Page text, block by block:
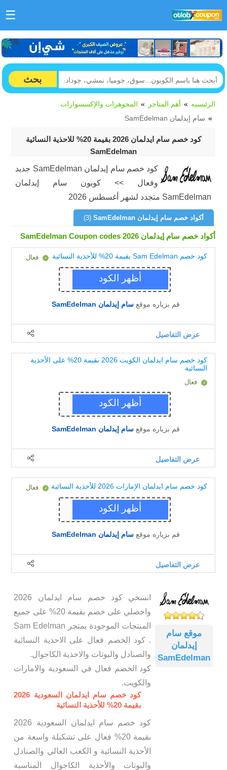
☰
بحث
الرئيسيه أهم المتاجر
المجوهرات والإكسسوارات
سام إيدلمان SamEdelman
كود خصم سام ايدلمان 2026 بقيمة 20% للاحذية النسائية
SamEdelman
كود خصم سام إيدلمان SamEdelman جديد
وفعال >> كوبون سام إيدلمان
SamEdelman متجدد لشهر أغسطس 2026
أكواد خصم سام إيدلمان SamEdelman (3)
أكواد خصم سام إيدلمان SamEdelman Coupon codes 2026
كود خصم Sam Edelman بقيمة 20% للأحذية النسائية فعال
No coupon needed.
قم بزياره موقعسام إيدلمان SamEdelman
عرض التفاصيل
كود خصم سام ايدلمان الكويت 2026 بقيمة 20% على الأحذية
النسائية
فعال
No coupon needed.
قم بزياره موقعسام إيدلمان SamEdelman
عرض التفاصيل
كود خصم سام ايدلمان الإمارات 2026 للأحذية النسائية فعال
No coupon needed.
قم بزياره موقعسام إيدلمان SamEdelman
عرض التفاصيل
موقع سام
إيدلمان
SamEdelman
انسخي كود خصم سام ايدلمان 2026
واحصلي على خصم بقيمة 20% على جميع
المنتجات الموجودة بمتجر Sam Edelman
. كود الخصم فعال على الاحذية النسائية
والصنادل والبوتات والاحذية الكاجوال.
كود الخصم فعال في السعودية والامارات
والكويت.
كود خصم سام ايدلمان السعودية 2026
بقيمة 20% للأحذية النسائية
كود خصم سام ايدلمان السعودية 2026
بقيمة 20% فعال على تشكيلة واسعة من
الأحذية النسائية و الكعب العالي والصنادل
والبوتات والأحذية الكاجوال المناسبة